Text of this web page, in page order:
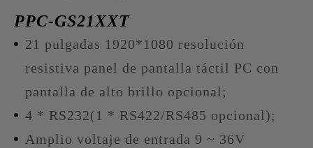
PPC-GS21XXT
21 pulgadas 1920*1080 resolución
resistiva panel de pantalla táctil PC con
pantalla de alto brillo opcional;
4 * RS232(1 * RS422/RS485 opcional);
Amplio voltaje de entrada 9 ~ 36V